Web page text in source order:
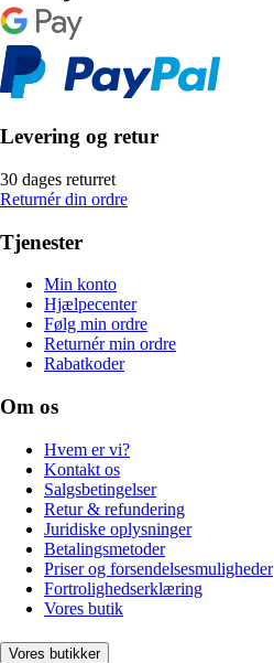
Levering og retur
30 dages returret
Returnér din ordre
Tjenester
Min konto
Hjælpecenter
Følg min ordre
Returnér min ordre
Rabatkoder
Om os
Hvem er vi?
Kontakt os
Salgsbetingelser
Retur & refundering
Juridiske oplysninger
Betalingsmetoder
Priser og forsendelsesmuligheder
Fortrolighedserklæring
Vores butik
Vores butikker